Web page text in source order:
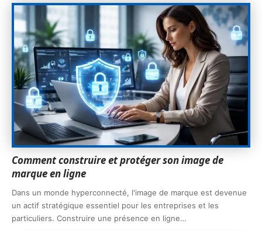
Comment construire et protéger son image de
marque en ligne
Dans un monde hyperconnecté, l'image de marque est devenue
un actif stratégique essentiel pour les entreprises et les
particuliers. Construire une présence en ligne…